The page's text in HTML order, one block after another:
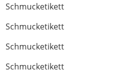
Schmucketikett
Schmucketikett
Schmucketikett
Schmucketikett